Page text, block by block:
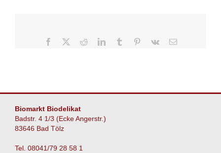
Facebook RedditLinkedInTumblr Pinterest
Vk
E-
Biomarkt Biodelikat
Badstr. 4 1/3 (Ecke Angerstr.)
83646 Bad Tölz
Tel. 08041/79 28 58 1